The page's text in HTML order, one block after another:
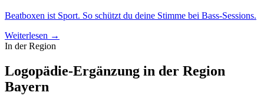
Beatboxen ist Sport. So schützt du deine Stimme bei Bass-Sessions.
Weiterlesen →
In der Region
Logopädie-Ergänzung in der Region
Bayern